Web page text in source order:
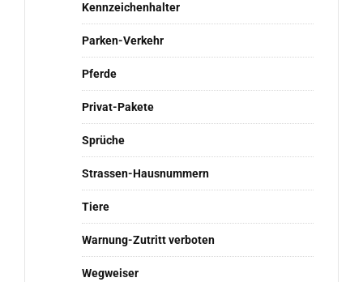
Kennzeichenhalter
Parken-Verkehr
Pferde
Privat-Pakete
Sprüche
Strassen-Hausnummern
Tiere
Warnung-Zutritt verboten
Wegweiser